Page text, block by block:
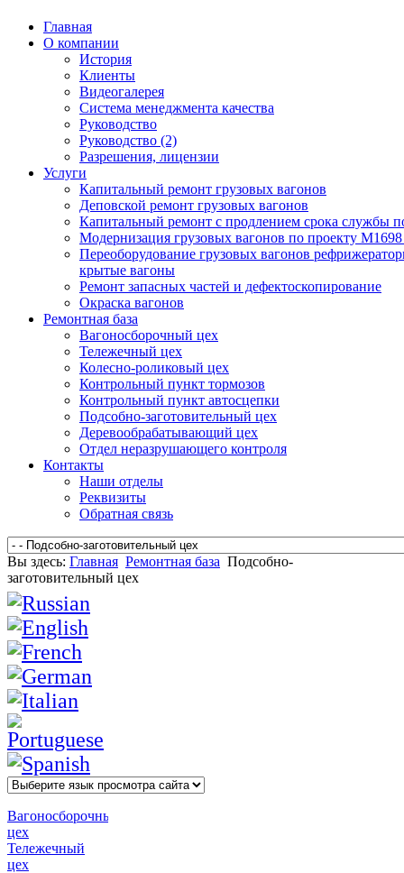
Главная
О компании
История
Клиенты
Видеогалерея
Система менеджмента качества
Руководство
Руководство (2)
Разрешения, лицензии
Услуги
Капитальный ремонт грузовых вагонов
Деповской ремонт грузовых вагонов
Капитальный ремонт с продлением срока службы
Модернизация грузовых вагонов по проекту
Переоборудование грузовых вагонов
крытые вагоны
Ремонт запасных частей и дефектоскопирование
Окраска вагонов
Ремонтная база
Вагоносборочный цех
Тележечный цех
Колесно-роликовый цех
Контрольный пункт тормозов
Контрольный пункт автосцепки
Подсобно-заготовительный цех
Деревообрабатывающий цех
Отдел неразрушающего контроля
Контакты
Наши отделы
Реквизиты
Обратная связь
Вы здесь: Главная Ремонтная база Подсобно-
заготовительный цех
Вагоносборочный
цех
Тележечный
цех